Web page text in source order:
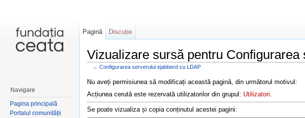
Vizualizare sursă pentru
← Configurarea serverului ejabberd cu LDAP
Nu aveți permisiunea să modificați această pagină, din următorul motivul:
Acțiunea cerută este rezervată utilizatorilor din grupul: Utilizatori
Se poate vizualiza și copia conținutul acestei pagini:
Pagină Discuție
Navigare
Pagina principală
Portalul comunității